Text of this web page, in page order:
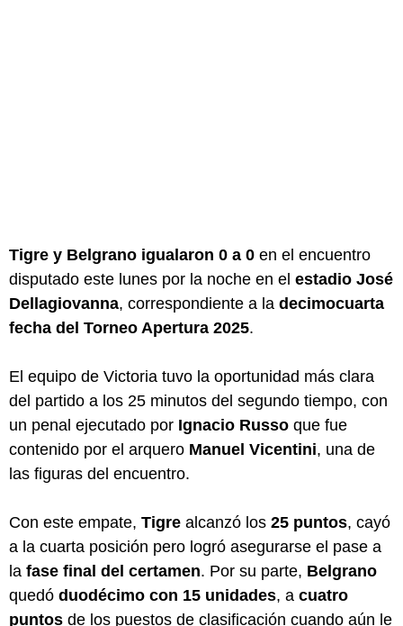
Tigre y Belgrano igualaron 0 a 0 en el encuentro
disputado este lunes por la noche en el estadio José
Dellagiovanna, correspondiente a la decimocuarta
fecha del Torneo Apertura 2025.
El equipo de Victoria tuvo la oportunidad más clara
del partido a los 25 minutos del segundo tiempo, con
un penal ejecutado por Ignacio Russo que fue
contenido por el arquero Manuel Vicentini, una de
las figuras del encuentro.
Con este empate, Tigre alcanzó los 25 puntos, cayó
a la cuarta posición pero logró asegurarse el pase a
la fase final del certamen. Por su parte, Belgrano
quedó duodécimo con 15 unidades, a cuatro
puntos de los puestos de clasificación cuando aún le